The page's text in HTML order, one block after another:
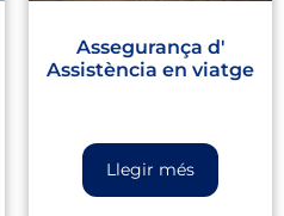
Assegurança d'
Assistència en viatge
Llegir més